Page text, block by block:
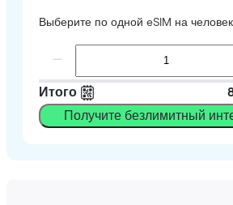
Выберите по одной eSIM на
Итого
Получите безлимитный